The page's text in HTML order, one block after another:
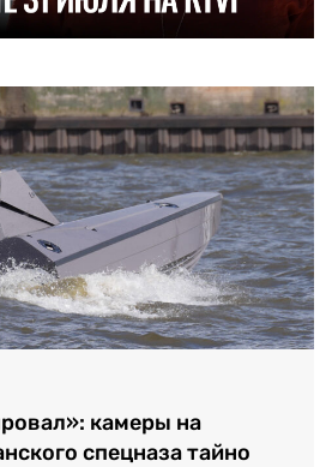
камеры на
спецназа тайно